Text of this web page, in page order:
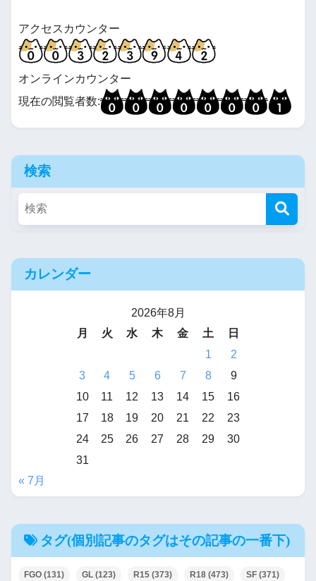
アクセスカウンター
オンラインカウンター
現在の閲覧者数:
検索
カレンダー
2026年8月
月
火 水 木 金 土
日
1
2
3
4 5 6 7 8
9
10
11 12 13 14 15
16
17
18 19 20 21 22
23
24
25 26 27 28 29
30
31
« 7月
タグ(個別記事のタグはその記事の一番下)
FGO (131) GL (123) R15 (373) R18 (473) SF (371)